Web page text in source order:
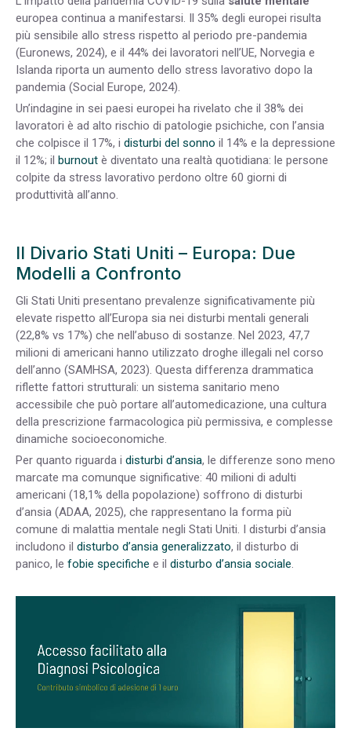
europea continua a manifestarsi. Il 35% degli europei risulta
più sensibile allo stress rispetto al periodo pre-pandemia
(Euronews, 2024), e il 44% dei lavoratori nell’UE, Norvegia e
Islanda riporta un aumento dello stress lavorativo dopo la
pandemia (Social Europe, 2024).
Un’indagine in sei paesi europei ha rivelato che il 38% dei
lavoratori è ad alto rischio di patologie psichiche, con l’ansia
che colpisce il 17%, i disturbi del sonno il 14% e la depressione
il 12%; il burnout è diventato una realtà quotidiana: le persone
colpite da stress lavorativo perdono oltre 60 giorni di
produttività all’anno.
Il Divario Stati Uniti – Europa: Due
Modelli a Confronto
Gli Stati Uniti presentano prevalenze significativamente più
elevate rispetto all’Europa sia nei disturbi mentali generali
(22,8% vs 17%) che nell’abuso di sostanze. Nel 2023, 47,7
milioni di americani hanno utilizzato droghe illegali nel corso
dell’anno (SAMHSA, 2023). Questa differenza drammatica
riflette fattori strutturali: un sistema sanitario meno
accessibile che può portare all’automedicazione, una cultura
della prescrizione farmacologica più permissiva, e complesse
dinamiche socioeconomiche.
Per quanto riguarda i disturbi d’ansia, le differenze sono meno
marcate ma comunque significative: 40 milioni di adulti
americani (18,1% della popolazione) soffrono di disturbi
d’ansia (ADAA, 2025), che rappresentano la forma più
comune di malattia mentale negli Stati Uniti. I disturbi d’ansia
includono il disturbo d’ansia generalizzato, il disturbo di
panico, le fobie specifiche e il disturbo d’ansia sociale.